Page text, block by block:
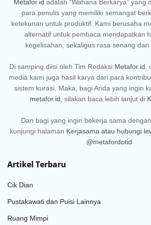
Metafor.id adalah “Wahana Berkarya” yang
para penulis yang memiliki semangat
ketekunan untuk produktif. Kami berusaha
alternatif untuk pembaca mendapatkan
kegelisahan, sekaligus rasa senang dan
Di samping diisi oleh Tim Redaksi Metafor.id
media kami juga hasil karya dari para
sistem kurasi. Maka, bagi Anda yang ingin
metafor.id , silakan baca lebih lanjut di
Dan bagi yang ingin bekerja sama
kunjungi halaman Kerjasama atau hubungi
@metafordotid
Artikel Terbaru
Cik Dian
Pustakawati dan Puisi Lainnya
Ruang Mimpi